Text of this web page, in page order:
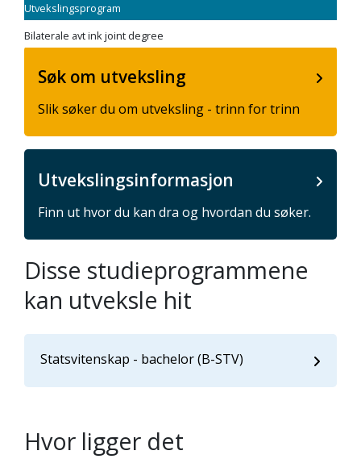
Utvekslingsprogram
Bilaterale avt ink joint degree
Søk om utveksling
Slik søker du om utveksling - trinn for trinn
Utvekslingsinformasjon
Finn ut hvor du kan dra og hvordan du søker.
Disse studieprogrammene
kan utveksle hit
Statsvitenskap - bachelor (B-STV)
Hvor ligger det